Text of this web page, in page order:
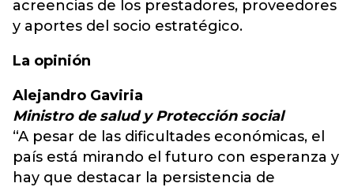
acreencias de los prestadores, proveedores
y aportes del socio estratégico.
La opinión
Alejandro Gaviria
Ministro de salud y Protección social
“A pesar de las dificultades económicas, el
país está mirando el futuro con esperanza y
hay que destacar la persistencia de